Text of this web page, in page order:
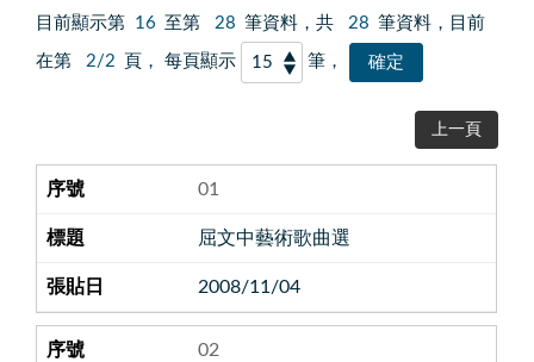
目前顯示第 16 至第 28 筆資料，共 28 筆資料，目前
在第 2/2 頁， 每頁顯示 筆，
上一頁
01
屈文中藝術歌曲選
2008/11/04
02